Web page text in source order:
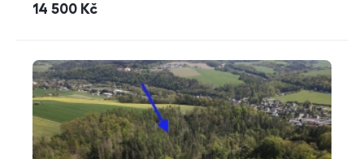
cena
14 500 Kč